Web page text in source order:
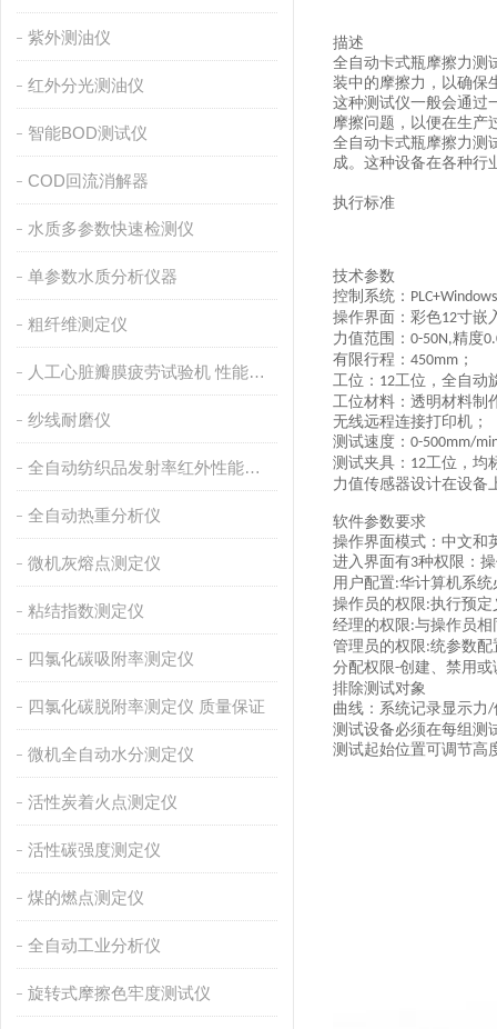
紫外测油仪
红外分光测油仪
智能BOD测试仪
COD回流消解器
水质多参数快速检测仪
单参数水质分析仪器
粗纤维测定仪
人工心脏瓣膜疲劳试验机 性能稳定
纱线耐磨仪
全自动纺织品发射率红外性能分析
全自动热重分析仪
微机灰熔点测定仪
粘结指数测定仪
四氯化碳吸附率测定仪
四氯化碳脱附率测定仪 质量保证
微机全自动水分测定仪
活性炭着火点测定仪
活性碳强度测定仪
煤的燃点测定仪
全自动工业分析仪
旋转式摩擦色牢度测试仪
描述
全自动卡式瓶摩擦力测
装中的摩擦力，以确保
这种测试仪一般会通过
摩擦问题，以便在生产
全自动卡式瓶摩擦力测
成。这种设备在各种行
执行标准
技术参数
控制系统： PLC+Windows
操作界面：彩色12寸嵌
力值范围： 0-50N,精度
有限行程： 450mm ；
工位： 12工位，全自动
工位材料：透明材料制
无线远程连接打印机；
测试速度： 0-500mm/
测试夹具： 12工位，均
力值传感器设计在设备
软件参数要求
操作界面模式：中文和
进入界面有3种权限：
用户配置:华计算机系
操作员的权限:执行预定
经理的权限:与操作员相
管理员的权限:统参数配
分配权限-创建、禁用
排除测试对象
曲线： 系统记录显示力/
测试设备必须在每组测
测试起始位置可调节高